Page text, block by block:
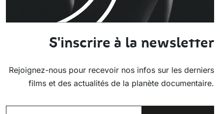
S'inscrire à la newsletter
Rejoignez-nous pour recevoir nos infos sur les derniers
films et des actualités de la planète documentaire.
EMAIL